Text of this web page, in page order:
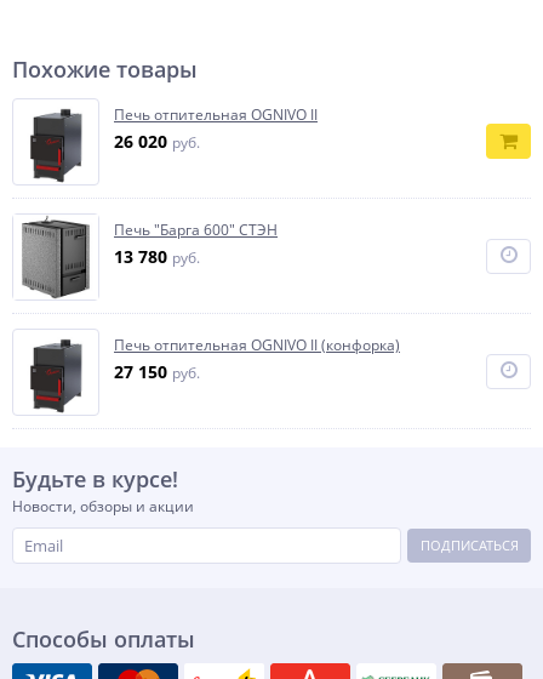
Похожие товары
Печь отпительная OGNIVO II
26 020 руб.
Печь "Барга 600" СТЭН
13 780 руб.
Печь отпительная OGNIVO II (конфорка)
27 150 руб.
Будьте в курсе!
Новости, обзоры и акции
ПОДПИСАТЬСЯ
Способы оплаты